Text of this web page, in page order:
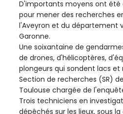
D'importants moyens ont été
pour mener des recherches
l'Aveyron et du département
Garonne.
Une soixantaine de
de drones, d'hélicoptères,
plongeurs qui sondent lacs et
Section de recherches (SR)
Toulouse chargée de
Trois techniciens en
dépêchés sur les lieux, sous